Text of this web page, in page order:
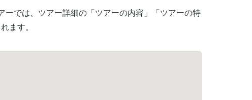
ーでは、ツアー詳細の「ツアーの内容」「ツアーの特
ます。